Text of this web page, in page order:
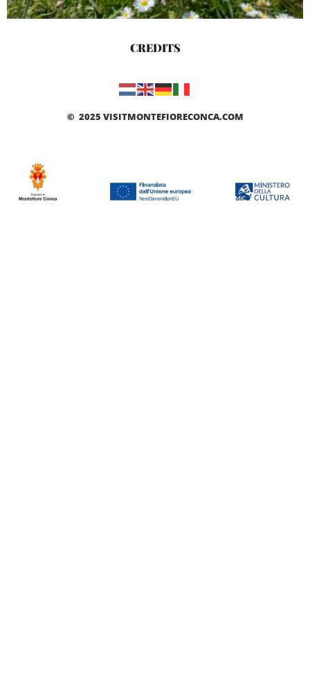
CREDITS
© 2025 VISITMONTEFIORECONCA.COM